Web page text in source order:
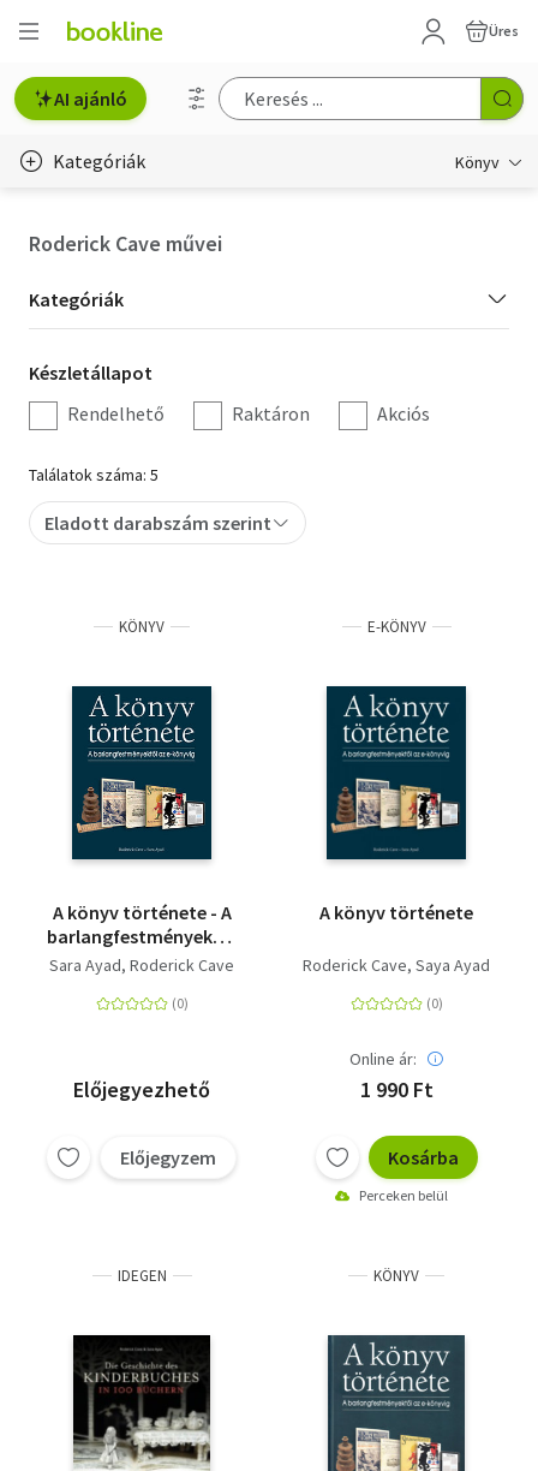
Üres
AI ajánló
Kategóriák Könyv
Hobbi, szabadidő
Irodalom
Művészet
Szakkönyv
Tankönyv, segédkönyv
Társadalomtudomány
Természettudomány
Történelem
Vallás
Roderick Cave művei
Kategória
szűrés
Kategóriák
Készletállapot
szűrés
Készletállapot
Rendelhető
Raktáron Akciós
Találatok száma: 5
Eladott darabszám szerint
KÖNYV
A könyv története - A
barlangfestményektől
az e-könyvig
Sara Ayad Roderick Cave
Előjegyezhető
Előjegyzem
E-KÖNYV
A könyv története
Roderick Cave Saya Ayad
Online ár:
1 990 Ft
Kosárba
Perceken belül
IDEGEN KÖNYV